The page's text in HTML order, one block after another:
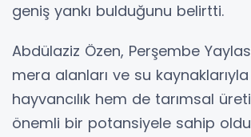
geniş yankı bulduğunu belirtti.
Abdülaziz Özen, Perşembe
mera alanları ve su
hayvancılık hem de tarımsal
önemli bir potansiyele sahip